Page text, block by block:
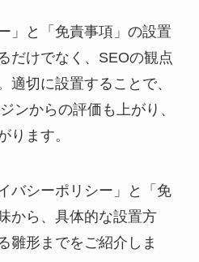
」と「免責事項」の設置
だけでなく、SEOの観点
適切に設置することで、
ンからの評価も上がり、
ります。
バシーポリシー」と「免
から、具体的な設置方
雛形までをご紹介しま